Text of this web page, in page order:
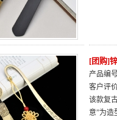
[团购]
产品编
客户评
该款复
意”为